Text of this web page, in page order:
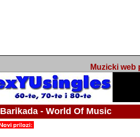
Muzicki web
Barikada - World Of Music